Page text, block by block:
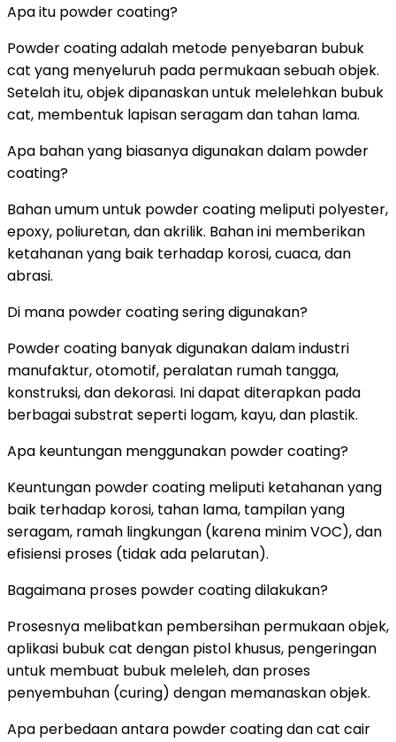
Apa itu powder coating?
Powder coating adalah metode penyebaran bubuk
cat yang menyeluruh pada permukaan sebuah objek.
Setelah itu, objek dipanaskan untuk melelehkan bubuk
cat, membentuk lapisan seragam dan tahan lama.
Apa bahan yang biasanya digunakan dalam powder
coating?
Bahan umum untuk powder coating meliputi polyester,
epoxy, poliuretan, dan akrilik. Bahan ini memberikan
ketahanan yang baik terhadap korosi, cuaca, dan
abrasi.
Di mana powder coating sering digunakan?
Powder coating banyak digunakan dalam industri
manufaktur, otomotif, peralatan rumah tangga,
konstruksi, dan dekorasi. Ini dapat diterapkan pada
berbagai substrat seperti logam, kayu, dan plastik.
Apa keuntungan menggunakan powder coating?
Keuntungan powder coating meliputi ketahanan yang
baik terhadap korosi, tahan lama, tampilan yang
seragam, ramah lingkungan (karena minim VOC), dan
efisiensi proses (tidak ada pelarutan).
Bagaimana proses powder coating dilakukan?
Prosesnya melibatkan pembersihan permukaan objek,
aplikasi bubuk cat dengan pistol khusus, pengeringan
untuk membuat bubuk meleleh, dan proses
penyembuhan (curing) dengan memanaskan objek.
Apa perbedaan antara powder coating dan cat cair